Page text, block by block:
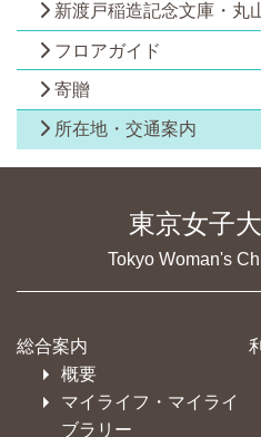
新渡戸稲造記念文庫・丸
フロアガイド
寄贈
所在地・交通案内
東京女子
Tokyo Woman's
総合案内
概要
マイライフ・マイライ
ブラリー